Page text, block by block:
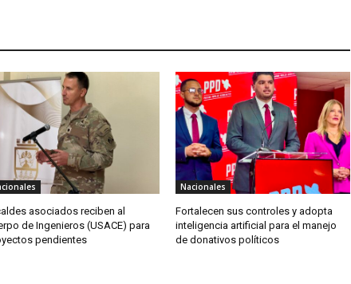
asociados reciben al
de Ingenieros (USACE) para
pendientes
Nacionales
Fortalecen sus controles y adopta
inteligencia artificial para el manejo
de donativos políticos